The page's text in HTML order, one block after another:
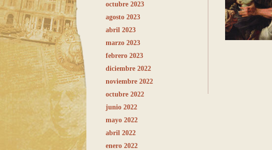
octubre 2023
agosto 2023
abril 2023
marzo 2023
febrero 2023
diciembre 2022
noviembre 2022
octubre 2022
junio 2022
mayo 2022
abril 2022
enero 2022